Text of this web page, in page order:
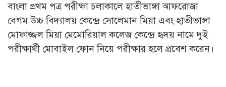
বাংলা প্রথম পত্র পরীক্ষা চলাকালে হাতীভাঙ্গা আফরোজা
বেগম উচ্চ বিদ্যালয় কেন্দ্রে সোলেমান মিয়া এবং হাতীভাঙ্গা
মোফাজ্জল মিয়া মেমোরিয়াল কলেজ কেন্দ্রে হৃদয় নামে দুই
পরীক্ষার্থী মোবাইল ফোন নিয়ে পরীক্ষার হলে প্রবেশ করেন।